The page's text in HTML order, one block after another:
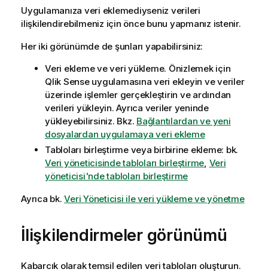
Uygulamanıza veri eklemediyseniz verileri
ilişkilendirebilmeniz için önce bunu yapmanız istenir.
Her iki görünümde de şunları yapabilirsiniz:
Veri ekleme ve veri yükleme. Önizlemek için
Qlik Senseuygulamasına veri ekleyin ve veriler
üzerinde işlemler gerçekleştirin ve ardından
verileri yükleyin. Ayrıca veriler yeninde
yükleyebilirsiniz. Bkz. Bağlantılardan ve yeni
dosyalardan uygulamaya veri ekleme
Tabloları birleştirme veya birbirine ekleme: bk.
Veri yöneticisinde tabloları birleştirme, Veri
yöneticisi'nde tabloları birleştirme
Ayrıca bk.Veri Yöneticisi ile veri yükleme ve yönetme
İlişkilendirmeler görünümü
Kabarcık olarak temsil edilen veri tabloları oluşturun.